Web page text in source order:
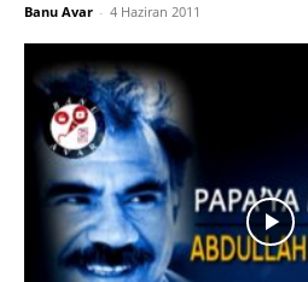
Banu Avar - 4 Haziran 2011